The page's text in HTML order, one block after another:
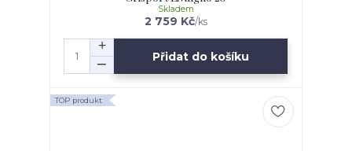
2 759 Kč/ks
Skladem
Přidat do košíku
TOP produkt